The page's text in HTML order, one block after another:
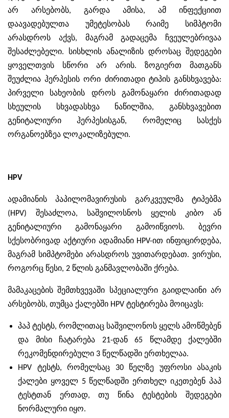
არ არსებობს, გარდა ამისა, ამ ინფექციით
დაავადებულთა უმეტესობას რაიმე სიმპტომი
არასდროს აქვს, მაგრამ გადაცემა ჩვეულებრივაა
შესაძლებელი. სისხლის ანალიზის დროსაც შედეგები
ყოველთვის სწორი არ არის. ზოგიერთ მათგანს
შეუძლია ჰერპესის ორი ძირითადი ტიპის განსხვავება:
პირველი სახეობის დროს გამონაყარი ძირითადად
სხეულის სხვადასხვა ნაწილშია, განსხვავებით
გენიტალიური ჰერპესისგან, რომელიც სასქეს
ორგანოებზეა ლოკალიზებული.
HPV
ადამიანის პაპილომავირუსის გარკვეულმა ტიპებმა
(HPV) შესაძლოა, საშვილოსნოს ყელის კიბო ან
გენიტალიური გამონაყარი გამოიწვიოს. ბევრი
სქესობრივად აქტიური ადამიანი HPV-ით ინფიცირდება,
მაგრამ სიმპტომები არასდროს უვითარდებათ. ვირუსი,
როგორც წესი, 2 წლის განმავლობაში ქრება.
მამაკაცების შემთხვევაში სპეციალური გაიდლაინი არ
არსებობს, თუმცა ქალებში HPV ტესტირება მოიცავს:
პაპ ტესტს, რომლითაც საშვილონოს ყელს ამოწმებენ
და მისი ჩატარება 21-დან 65 წლამდე ქალებში
რეკომენდირებული 3 წელწადში ერთხელაა.
HPV ტესტს, რომელსაც 30 წელზე უფროსი ასაკის
ქალები ყოველ 5 წელწადში ერთხელ იკეთებენ პაპ
ტესტთან ერთად, თუ წინა ტესტების შედეგები
ნორმალური იყო.